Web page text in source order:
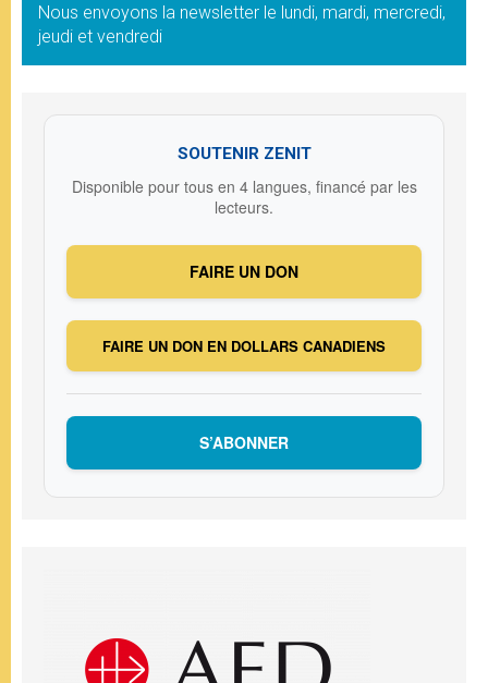
Nous envoyons la newsletter le lundi, mardi, mercredi,
jeudi et vendredi
SOUTENIR ZENIT
Disponible pour tous en 4 langues, financé par les
lecteurs.
FAIRE UN DON
FAIRE UN DON EN DOLLARS CANADIENS
S’ABONNER